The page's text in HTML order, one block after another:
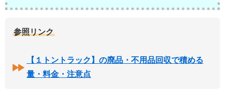
参照リンク
【１トントラック】の廃品・不用品回収で積める
量・料金・注意点